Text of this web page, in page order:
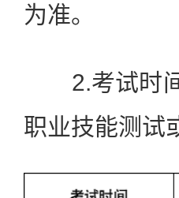
为准。
2.考试时间
职业技能测试